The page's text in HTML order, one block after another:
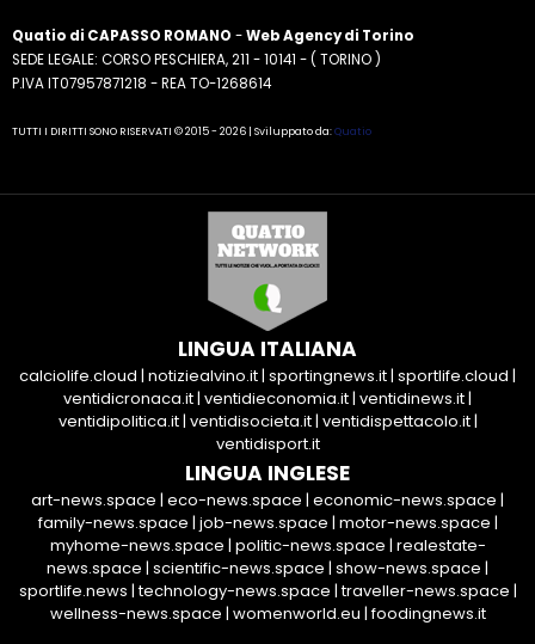
Quatio di CAPASSO ROMANO -Web Agency di Torino
SEDE LEGALE: CORSO PESCHIERA, 211 - 10141 - ( TORINO )
P.IVA IT07957871218 - REA TO-1268614
TUTTI I DIRITTI SONO RISERVATI © 2015 - 2026 | Sviluppato da:Quatio
LINGUA ITALIANA
calciolife.cloud | notiziealvino.it| sportingnews.it| sportlife.cloud |
ventidicronaca.it| ventidieconomia.it| ventidinews.it|
ventidipolitica.it| ventidisocieta.it| ventidispettacolo.it|
ventidisport.it
LINGUA INGLESE
art-news.space | eco-news.space | economic-news.space |
family-news.space | job-news.space | motor-news.space |
myhome-news.space | politic-news.space | realestate-
news.space | scientific-news.space | show-news.space |
sportlife.news |technology-news.space |traveller-news.space |
wellness-news.space | womenworld.eu |foodingnews.it